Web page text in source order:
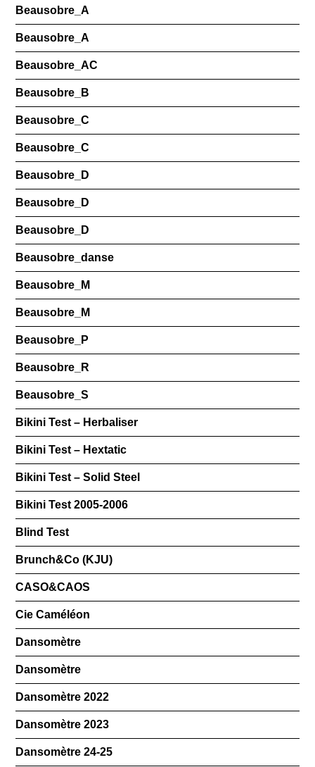
Beausobre_A
Beausobre_A
Beausobre_AC
Beausobre_B
Beausobre_C
Beausobre_C
Beausobre_D
Beausobre_D
Beausobre_D
Beausobre_danse
Beausobre_M
Beausobre_M
Beausobre_P
Beausobre_R
Beausobre_S
Bikini Test – Herbaliser
Bikini Test – Hextatic
Bikini Test – Solid Steel
Bikini Test 2005-2006
Blind Test
Brunch&Co (KJU)
CASO&CAOS
Cie Caméléon
Dansomètre
Dansomètre
Dansomètre 2022
Dansomètre 2023
Dansomètre 24-25